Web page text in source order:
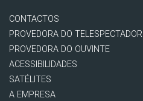
CONTACTOS
PROVEDORA DO TELESPECTADOR
PROVEDORA DO OUVINTE
ACESSIBILIDADES
SATÉLITES
A EMPRESA